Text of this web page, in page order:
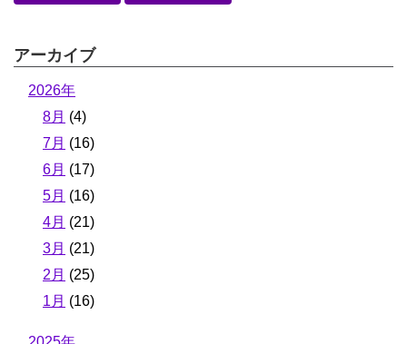
アーカイブ
2026年
8月 (4)
7月 (16)
6月 (17)
5月 (16)
4月 (21)
3月 (21)
2月 (25)
1月 (16)